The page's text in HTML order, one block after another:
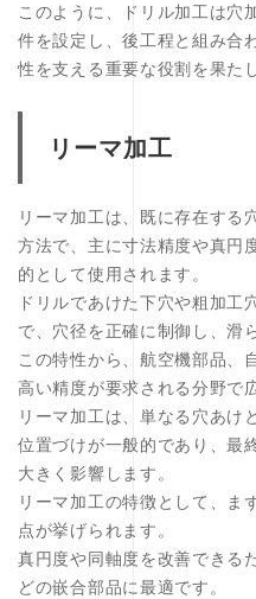
このように、ドリル加工は穴
件を設定し、後工程と組み合
性を支える重要な役割を果た
リーマ加工
リーマ加工は、既に存在する
方法で、主に寸法精度や真円
的として使用されます。
ドリルであけた下穴や粗加工
で、穴径を正確に制御し、滑
この特性から、航空機部品、
高い精度が要求される分野で
リーマ加工は、単なる穴あけ
位置づけが一般的であり、最
大きく影響します。
リーマ加工の特徴として、ま
点が挙げられます。
真円度や同軸度を改善できる
どの嵌合部品に最適です。